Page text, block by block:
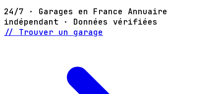
24/7 · Garages en France Annuaire
indépendant · Données vérifiées
// Trouver un garage